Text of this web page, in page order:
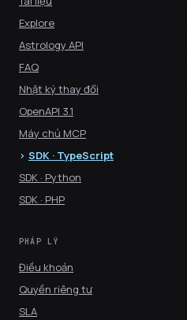
Explore
Astrology API
FAQ
Nhật ký thay đổi
OpenAPI 3.1
Máy chủ MCP
SDK · TypeScript
SDK · Python
SDK · PHP
PHÁP LÝ
Điều khoản
Quyền riêng tư
SLA